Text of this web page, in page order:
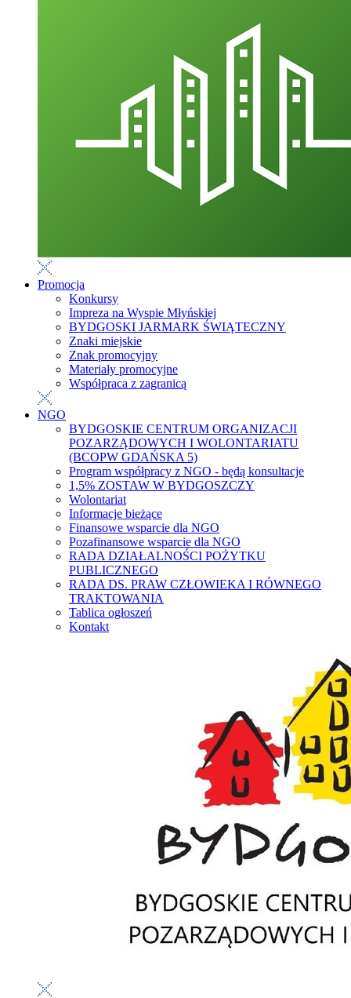
Promocja
Konkursy
Impreza na Wyspie Młyńskiej
BYDGOSKI JARMARK ŚWIĄTECZNY
Znaki miejskie
Znak promocyjny
Materiały promocyjne
Współpraca z zagranicą
NGO
BYDGOSKIE CENTRUM ORGANIZACJI
POZARZĄDOWYCH I WOLONTARIATU
(BCOPW GDAŃSKA 5)
Program współpracy z NGO - będą konsultacje
1,5% ZOSTAW W BYDGOSZCZY
Wolontariat
Informacje bieżące
Finansowe wsparcie dla NGO
Pozafinansowe wsparcie dla NGO
RADA DZIAŁALNOŚCI POŻYTKU
PUBLICZNEGO
RADA DS. PRAW CZŁOWIEKA I RÓWNEGO
TRAKTOWANIA
Tablica ogłoszeń
Kontakt